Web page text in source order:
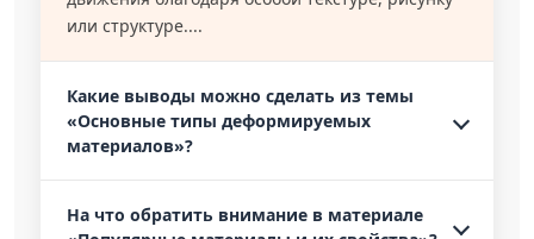
или структуре....
Какие выводы можно сделать из темы
«Основные типы деформируемых
материалов»?
На что обратить внимание в материале